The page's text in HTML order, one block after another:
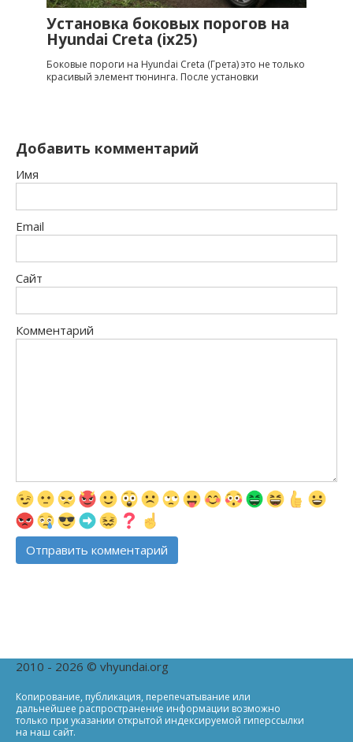
Установка боковых порогов на
Hyundai Creta (ix25)
Боковые пороги на Hyundai Creta (Грета) это не только
красивый элемент тюнинга. После установки
Добавить комментарий
Имя
Email
Сайт
Комментарий
2010 - 2026 © vhyundai.org
Копирование, публикация, перепечатывание или
дальнейшее распространение информации возможно
только при указании открытой индексируемой гиперссылки
на наш сайт.